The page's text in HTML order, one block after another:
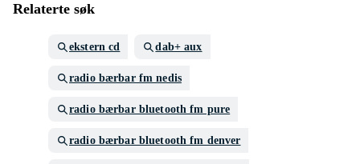
Relaterte søk
ekstern cd dab+ aux
radio bærbar fm nedis
radio bærbar bluetooth fm pure
radio bærbar bluetooth fm denver